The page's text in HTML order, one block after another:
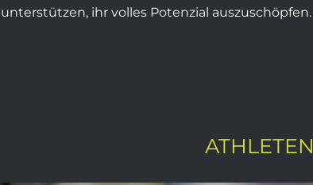
unterstützen, ihr volles Potenzial auszuschöpfen.
ATHLETEN